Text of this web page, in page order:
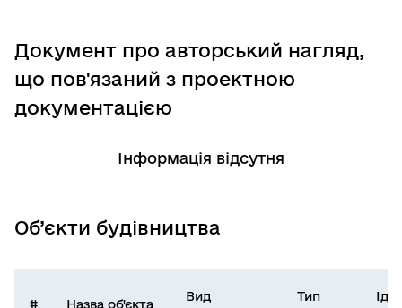
Документ про авторський нагляд,
що пов'язаний з проектною
документацією
Інформація відсутня
Об’єкти будівництва
# Назва об'єкта
Вид
Тип